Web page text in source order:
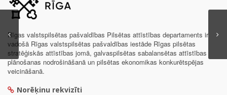
Rīgas valstspilsētas pašvaldības Pilsētas attīstības departaments ir
vadošā Rīgas valstspilsētas pašvaldības iestāde Rīgas pilsētas
stratēģiskās attīstības jomā, galvaspilsētas sabalansētas attīstības
plānošanas nodrošināšanā un pilsētas ekonomikas konkurētspējas
veicināšanā.
Norēķinu rekvizīti